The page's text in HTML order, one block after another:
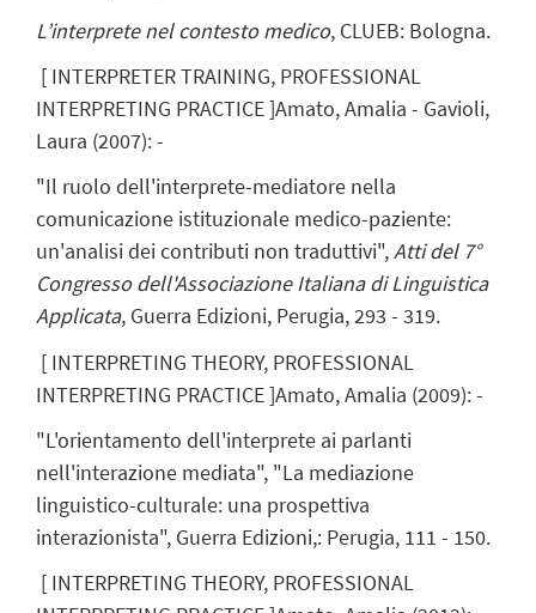
L’interprete nel contesto medico, CLUEB: Bologna.
[ INTERPRETER TRAINING, PROFESSIONAL
INTERPRETING PRACTICE]Amato, Amalia - Gavioli,
Laura (2007):-
"Il ruolo dell'interprete-mediatore nella
comunicazione istituzionale medico-paziente:
un'analisi dei contributi non traduttivi",Atti del 7°
Congresso dell'Associazione Italiana di Linguistica
Applicata, Guerra Edizioni, Perugia, 293 - 319.
[ INTERPRETING THEORY, PROFESSIONAL
INTERPRETING PRACTICE]Amato, Amalia (2009):-
"L'orientamento dell'interprete ai parlanti
nell'interazione mediata", "La mediazione
linguistico-culturale: una prospettiva
interazionista", Guerra Edizioni,: Perugia, 111 - 150.
[ INTERPRETING THEORY, PROFESSIONAL